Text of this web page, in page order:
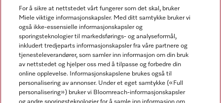
Nyhetsbrev
For å sikre at nettstedet vårt fungerer som det skal, bruker
Miele viktige informasjonskapsler. Med ditt samtykke bruker vi
også ikke-essensielle informasjonskapsler og
sporingsteknologier til markedsførings- og analyseformål,
inkludert tredjeparts informasjonskapsler fra våre partnere og
tjenesteleverandører, som samler inn informasjon om din bruk
av nettstedet og hjelper oss med å tilpasse og forbedre din
online opplevelse. Informasjonskapslene brukes også til
personalisering av annonser. Under et eget samtykke («Full
personalisering») bruker vi Bloomreach-informasjonskapsler